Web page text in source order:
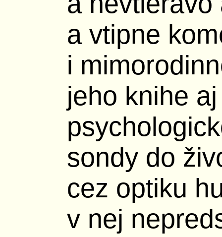
a vtipne
i
jeho knihe
sondy do
cez optiku
v nej